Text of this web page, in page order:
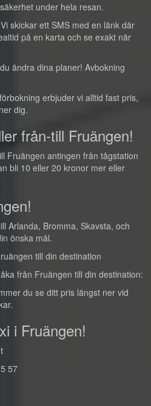
under hela resan.
skickar ett SMS med en länk där
på en karta och se exakt när
ändra dina planer! Avbokning
erbjuder vi alltid fast pris,
dig.
från-till Fruängen!
Fruängen antingen från tågstation
bli 10 eller 20 kronor mer eller
Arlanda, Bromma, Skavsta, och
önska mål.
till din destination
från Fruängen till din destination:
du se ditt pris längst ner vid
i Fruängen!
57